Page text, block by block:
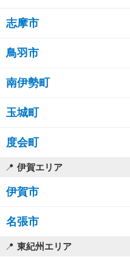
志摩市
鳥羽市
南伊勢町
玉城町
度会町
伊賀エリア
伊賀市
名張市
東紀州エリア